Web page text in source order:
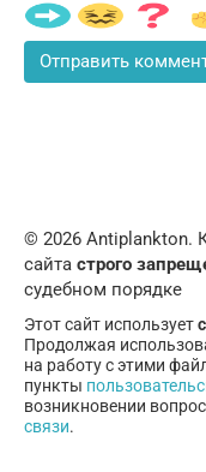
© 2026 Аntiplankton.
сайта строго
судебном порядке
Этот сайт использует
Продолжая
на работу с этими
пункты
возникновении
связи.